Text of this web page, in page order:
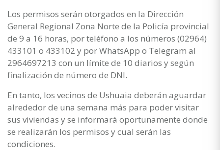
Los permisos serán otorgados en la Dirección
General Regional Zona Norte de la Policía provincial
de 9 a 16 horas, por teléfono a los números (02964)
433101 o 433102 y por WhatsApp o Telegram al
2964697213 con un límite de 10 diarios y según
finalización de número de DNI.
En tanto, los vecinos de Ushuaia deberán aguardar
alrededor de una semana más para poder visitar
sus viviendas y se informará oportunamente donde
se realizarán los permisos y cual serán las
condiciones.